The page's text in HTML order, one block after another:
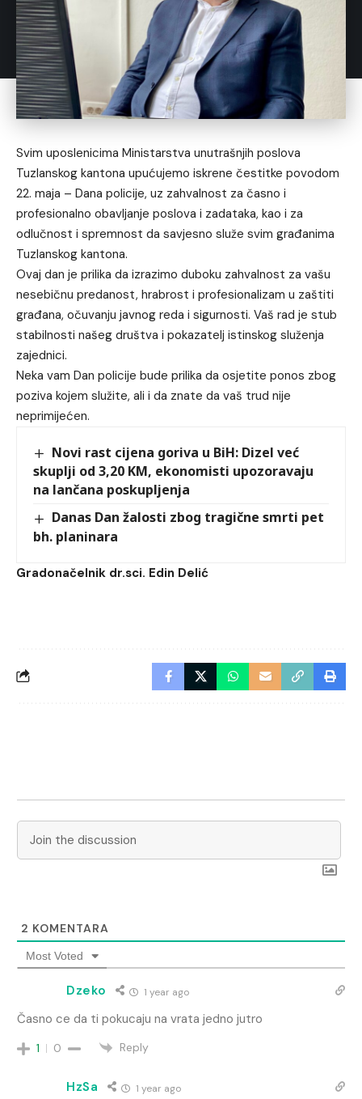
Svim uposlenicima Ministarstva unutrašnjih poslova
Tuzlanskog kantona upućujemo iskrene čestitke povodom
22. maja – Dana policije, uz zahvalnost za časno i
profesionalno obavljanje poslova i zadataka, kao i za
odlučnost i spremnost da savjesno služe svim građanima
Tuzlanskog kantona.
Ovaj dan je prilika da izrazimo duboku zahvalnost za vašu
nesebičnu predanost, hrabrost i profesionalizam u zaštiti
građana, očuvanju javnog reda i sigurnosti. Vaš rad je stub
stabilnosti našeg društva i pokazatelj istinskog služenja
zajednici.
Neka vam Dan policije bude prilika da osjetite ponos zbog
poziva kojem služite, ali i da znate da vaš trud nije
neprimijećen.
Novi rast cijena goriva u BiH: Dizel već
skuplji od 3,20 KM, ekonomisti upozoravaju
na lančana poskupljenja
Danas Dan žalosti zbog tragične smrti pet
bh. planinara
Gradonačelnik dr.sci. Edin Delić
2 KOMENTARA
Most Voted
Dzeko 1 year ago
Časno ce da ti pokucaju na vrata jedno jutro
1 0 Reply
HzSa 1 year ago